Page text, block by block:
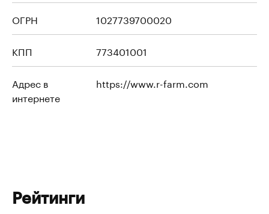
ОГРН 1027739700020
КПП 773401001
Адрес в
интернете
https://www.r-farm.com
Рейтинги